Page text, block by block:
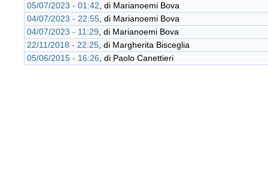
05/07/2023 - 01:42 , di Marianoemi Bova
04/07/2023 - 22:55 , di Marianoemi Bova
04/07/2023 - 11:29 , di Marianoemi Bova
22/11/2018 - 22:25 , di Margherita Bisceglia
05/06/2015 - 16:26 , di Paolo Canettieri